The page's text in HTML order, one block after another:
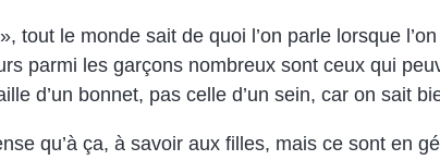
tout le monde sait de quoi l’on parle lorsque
parmi les garçons nombreux sont ceux qui
d’un bonnet, pas celle d’un sein, car on sait
qu’à ça, à savoir aux filles, mais ce sont en